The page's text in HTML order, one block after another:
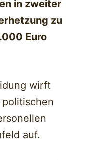
in zweiter
zu
Euro
wirft
auf.